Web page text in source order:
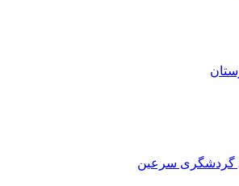
گردشگری سرعین